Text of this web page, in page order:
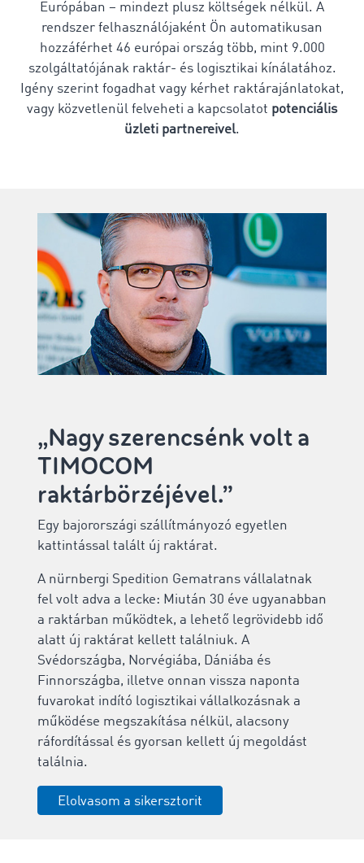
Európában – mindezt plusz költségek nélkül. A
rendszer felhasználójaként Ön automatikusan
hozzáférhet 46 európai ország több, mint 9.000
szolgáltatójának raktár- és logisztikai kínálatához.
Igény szerint fogadhat vagy kérhet raktárajánlatokat,
vagy közvetlenül felveheti a kapcsolatot potenciális
üzleti partnereivel.
„Nagy szerencsénk volt a
TIMOCOM
raktárbörzéjével.”
Egy bajorországi szállítmányozó egyetlen
kattintással talált új raktárat.
A nürnbergi Spedition Gematrans vállalatnak
fel volt adva a lecke: Miután 30 éve ugyanabban
a raktárban működtek, a lehető legrövidebb idő
alatt új raktárat kellett találniuk. A
Svédországba, Norvégiába, Dániába és
Finnországba, illetve onnan vissza naponta
fuvarokat indító logisztikai vállalkozásnak a
működése megszakítása nélkül, alacsony
ráfordítással és gyorsan kellett új megoldást
találnia.
Elolvasom a sikersztorit